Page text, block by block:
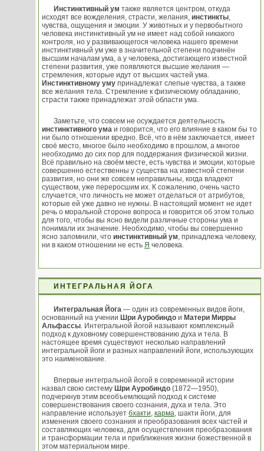
Инстинктивный ум также является центром, откуда
исходят все вожделения, страсти, желания, инстинкты,
чувства, ощущения и эмоции. У животных и у первобытного
человека инстинктивный ум не имеет над собой никакого
контроля, но у развивающегося человека нашего времени
инстинктивный ум уже в значительной степени подчинён
высшим началам ума, а у человека, достигающего известной
степени развития, уже появляются высшие желания —
стремления, которые идут от высших частей ума.
Инстинктивному уму принадлежат слепые чувства, а также
все желания тела. Стремление к физическому обладанию,
страсти также принадлежат этой области ума.
Заметьте, что совсем не осуждается деятельность
инстинктивного ума и говорится, что его влияние в каком бы то
ни было отношении вредно. Всё, что в нём заключается, имеет
своё место, многое было необходимо в прошлом, а многое
необходимо до сих пор для поддержания физической жизни.
Всё правильно на своём месте, есть чувства и эмоции, которые
совершенно естественны у существа на известной степени
развития, но они же совсем неправильны, когда владеют
существом, уже переросшим их. К сожалению, очень часто
случается, что личность не может отделаться от атрибутов,
которые ей уже давно не нужны. В настоящий момент не идет
речь о моральной стороне вопроса и говорится об этом только
для того, чтобы вы ясно видели различные стороны ума и
понимали их значение. Необходимо, чтобы вы совершенно
ясно запомнили, что инстинктивный ум, принадлежа человеку,
ни в каком отношении не есть Я человека.
ИНТЕГРАЛЬНАЯ ЙОГА
Интегральная Йога — один из современных видов йоги,
основанный на учении Шри Ауробиндо и Матери Мирры
Альфассы. Интегральной йогой называют комплексный
подход к духовному совершенствованию духа и тела. В
настоящее время существуют несколько направлений
интегральной йоги и разных направлений йоги, использующих
это наименование.
Впервые интегральной йогой в современной истории
назвал свою систему Шри Ауробиндо (1872—1950),
подчеркнув этим всеобъемлющий подход к системе
совершенствования своего сознания, духа и тела. Это
направление использует бхакти, карма, шакти йоги, для
изменения своего сознания и преобразования всех частей и
составляющих человека, для осуществления преобразования
и трансформации тела и приближения жизни божественной в
этом материальном мире.